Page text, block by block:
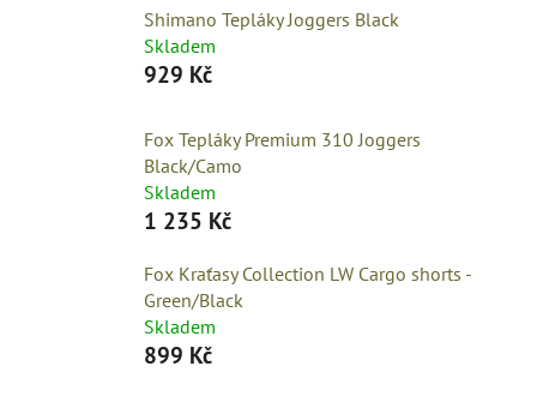
Shimano Tepláky Joggers Black
Skladem
929 Kč
Fox Tepláky Premium 310 Joggers
Black/Camo
Skladem
1 235 Kč
Fox Kraťasy Collection LW Cargo shorts -
Green/Black
Skladem
899 Kč